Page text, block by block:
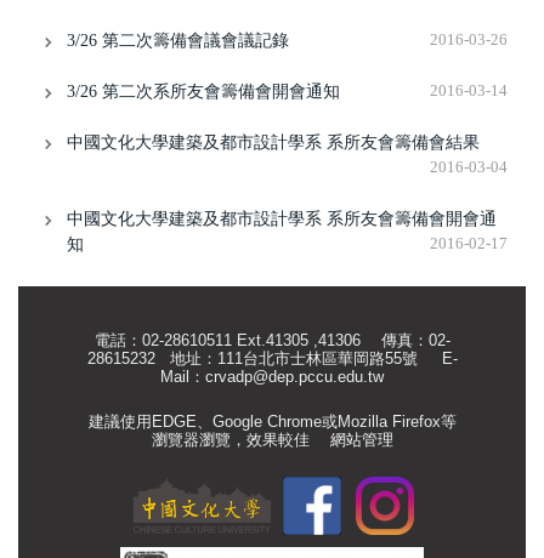
3/26 第二次籌備會議會議記錄 2016-03-26
3/26 第二次系所友會籌備會開會通知 2016-03-14
中國文化大學建築及都市設計學系 系所友會籌備會結果
2016-03-04
中國文化大學建築及都市設計學系 系所友會籌備會開會通
知
2016-02-17
電話：02-28610511 Ext.41305 ,41306 傳真：02-
28615232 地址：111台北市士林區華岡路55號
E-
Mail： crvadp@dep.pccu.edu.tw
建議使用EDGE、Google Chrome或Mozilla Firefox等
瀏覽器瀏覽，效果較佳 網站管理